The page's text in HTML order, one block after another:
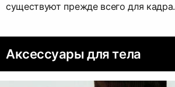
существуют прежде всего для кадра.
Аксессуары для тела